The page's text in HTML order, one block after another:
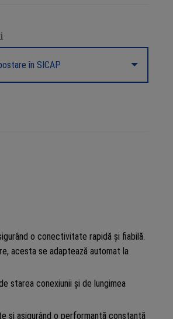
în SICAP
o conectivitate rapidă și fiabilă.
acesta se adaptează automat la
starea conexiunii și de lungimea
și asigurând o performanță constantă